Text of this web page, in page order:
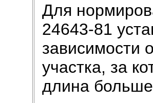
Для
24643-81
зависимости
участка, за
длина